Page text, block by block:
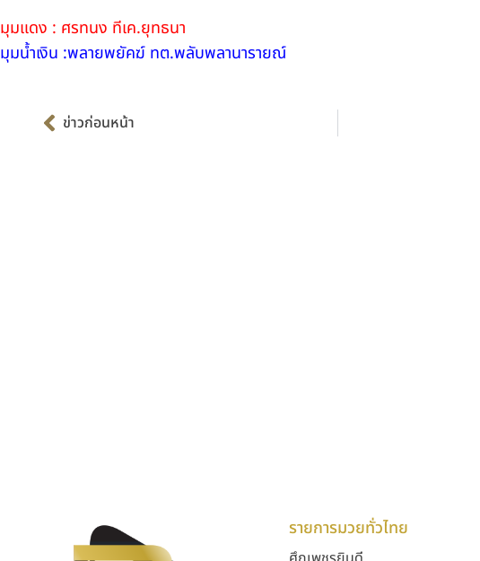
มุมแดง : ศรทนง ทีเค.ยุทธนา
มุมน้ำเงิน :พลายพยัคฆ์ ทต.พลับพลานารายณ์
ข่าวก่อนหน้า
รายการมวยทั่วไทย